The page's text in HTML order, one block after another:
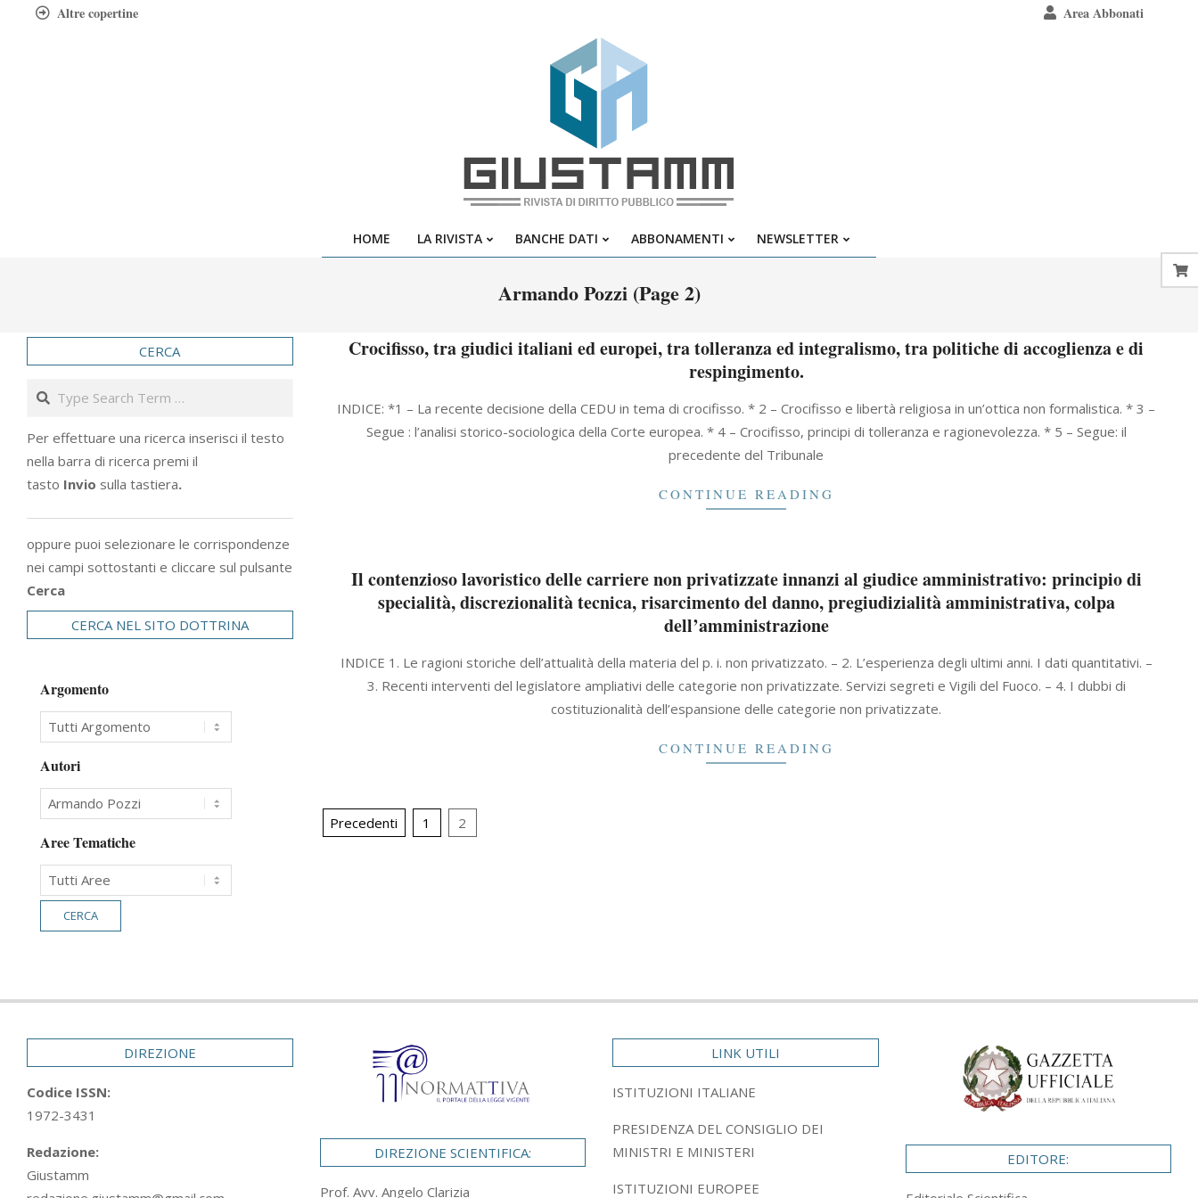
Altre copertine Area Abbonati
Giustamm
Primary
Menu
HOME LA RIVISTA BANCHE DATI ABBONAMENTI NEWSLETTER
Armando Pozzi (Page 2)
Crocifisso, tra giudici italiani ed europei, tra tolleranza ed integralismo, tra politiche di accoglienza e di
respingimento.
05-
INDICE: *1 – La recente decisione della CEDU in tema di crocifisso. * 2 – Crocifisso e libertà religiosa in un’ottica non formalistica. * 3 –
Segue : l’analisi storico-sociologica della Corte europea. * 4 – Crocifisso, principi di tolleranza e ragionevolezza. * 5 – Segue: il
precedente del Tribunale
CONTINUE READING
Il contenzioso lavoristico delle carriere non privatizzate innanzi al giudice amministrativo: principio di
specialità, discrezionalità tecnica, risarcimento del danno, pregiudizialità amministrativa, colpa
dell’amministrazione
11-
INDICE 1. Le ragioni storiche dell’attualità della materia del p. i. non privatizzato. – 2. L’esperienza degli ultimi anni. I dati quantitativi. –
3. Recenti interventi del legislatore ampliativi delle categorie non privatizzate. Servizi segreti e Vigili del Fuoco. – 4. I dubbi di
costituzionalità dell’espansione delle categorie non privatizzate.
CONTINUE READING
Paginazione
Precedenti 1 2
CERCA
Search
Per effettuare una ricerca inserisci il testo
nella barra di ricerca premi il
tasto Invio sulla tastiera.
oppure puoi selezionare le corrispondenze
nei campi sottostanti e cliccare sul pulsante
Cerca
CERCA NEL SITO DOTTRINA
Argomento
Autori
Aree Tematiche
DIREZIONE
Codice ISSN:
1972-3431
Redazione:
Giustamm
DIREZIONE SCIENTIFICA:
Prof. Avv. Angelo Clarizia
LINK UTILI
ISTITUZIONI ITALIANE
PRESIDENZA DEL CONSIGLIO DEI
MINISTRI E MINISTERI
ISTITUZIONI EUROPEE
EDITORE: